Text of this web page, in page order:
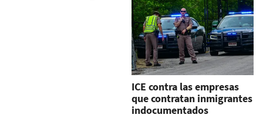
ICE contra las empresas
que contratan inmigrantes
indocumentados